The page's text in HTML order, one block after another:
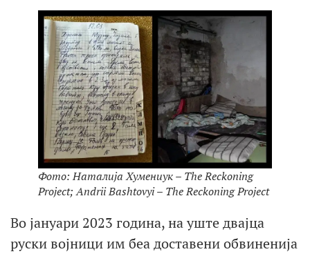
Фото: Наталија Хумениук – The Reckoning
Project; Andrii Bashtovyi – The Reckoning Project
Во јануари 2023 година, на уште двајца
руски војници им беа доставени обвиненија